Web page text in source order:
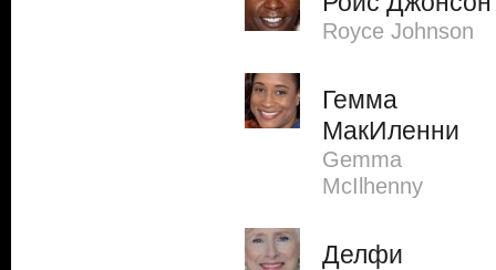
Royce Johnson
Гемма
МакИленни
Gemma
McIlhenny
Делфи